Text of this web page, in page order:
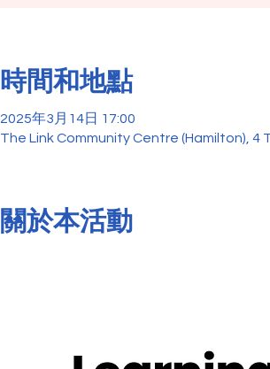
時間和地點
2025年3月14日 17:00
The Link Community Centre (Hamilton),
關於本活動